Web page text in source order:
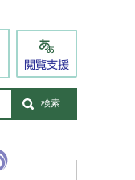
閲覧支援
検索